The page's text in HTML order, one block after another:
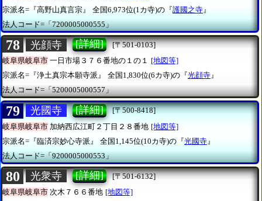
宗派名=『高野山真言宗』
全国6,973位(1カ寺)の『護國之寺 』
法人コード=「7200005000555」
78 光顔寺 [詳細]
[〒501-0103]
岐阜県岐阜市 一日市場３７６番地の１の１ [地図等]
宗派名=『浄土真宗本願寺派』
全国1,830位(6カ寺)の『光顔寺』
法人コード=「5200005000557」
79 光國寺 [詳細]
[〒500-8418]
岐阜県岐阜市 加納西広江町２丁目２８番地 [地図等]
宗派名=『臨済宗妙心寺派』
全国1,145位(10カ寺)の『光國寺 』
法人コード=「9200005000553」
80 光衆寺 [詳細]
[〒501-6132]
岐阜県岐阜市 次木７６６番地 [地図等]